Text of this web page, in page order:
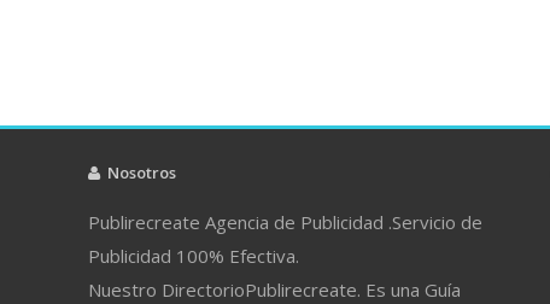
Nosotros
Publirecreate Agencia de Publicidad .Servicio de
Publicidad 100% Efectiva.
Nuestro DirectorioPublirecreate. Es una Guía